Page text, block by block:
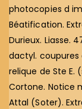
photocopies d
Béatification.
Durieux. Liasse.
dactyl.
relique de Ste E.
Cortone. Notice
Attal (Soter).